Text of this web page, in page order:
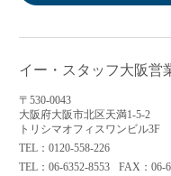
イー・スタッフ大阪営
〒530-0043
大阪府大阪市北区天満1-5-2
トリシマオフィスワンビル3F
TEL：0120-558-226
TEL：06-6352-8553
FAX：06-